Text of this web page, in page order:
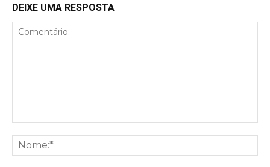
DEIXE UMA RESPOSTA